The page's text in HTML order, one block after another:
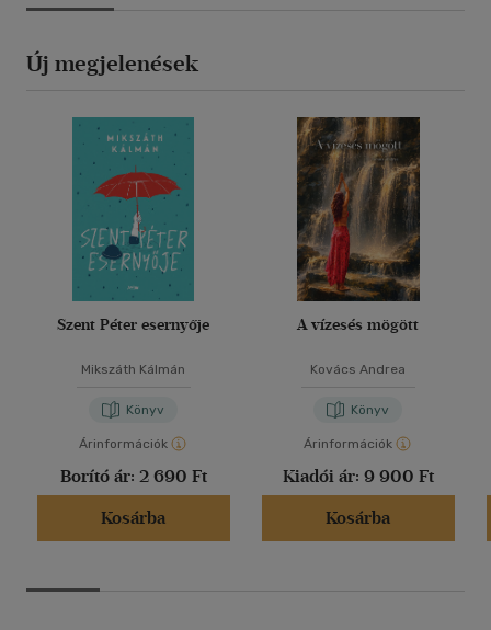
Új megjelenések
Szent Péter esernyője
Mikszáth Kálmán
Könyv
Árinformációk
Borító ár: 2 690 Ft
Kosárba
A vízesés mögött
Kovács Andrea
Könyv
Árinformációk
Kiadói ár: 9 900 Ft
Kosárba